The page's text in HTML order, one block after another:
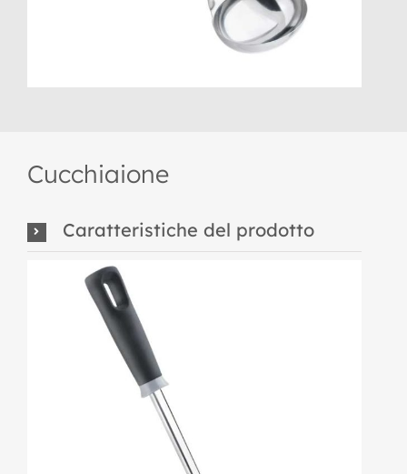
Cucchiaione
Caratteristiche del prodotto